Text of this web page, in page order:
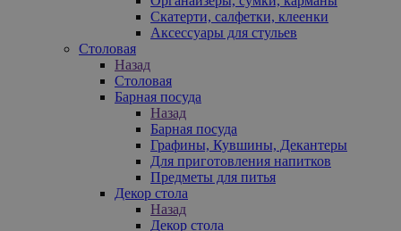
Скатерти, салфетки, клеенки
Аксессуары для стульев
Столовая
Назад
Столовая
Барная посуда
Назад
Барная посуда
Графины, Кувшины, Декантеры
Для приготовления напитков
Предметы для питья
Декор стола
Назад
Декор стола